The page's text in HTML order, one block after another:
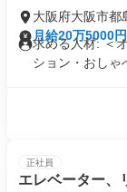
大阪府大阪市都
月給20万5000
求める人材: ＜
ション・おしゃ
正社員
エレベーター、